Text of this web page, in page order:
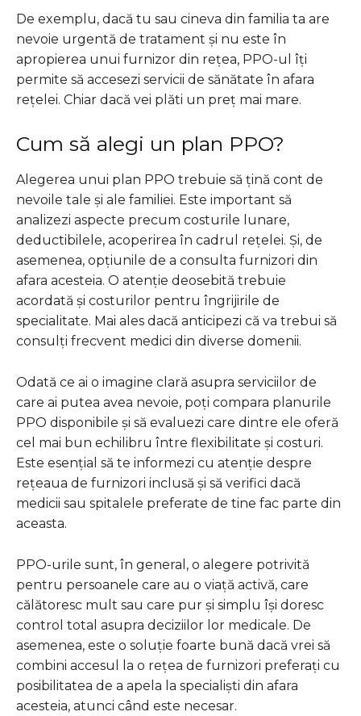
De exemplu, dacă tu sau cineva din familia ta are
nevoie urgentă de tratament și nu este în
apropierea unui furnizor din rețea, PPO-ul îți
permite să accesezi servicii de sănătate în afara
rețelei. Chiar dacă vei plăti un preț mai mare.
Cum să alegi un plan PPO?
Alegerea unui plan PPO trebuie să țină cont de
nevoile tale și ale familiei. Este important să
analizezi aspecte precum costurile lunare,
deductibilele, acoperirea în cadrul rețelei. Și, de
asemenea, opțiunile de a consulta furnizori din
afara acesteia. O atenție deosebită trebuie
acordată și costurilor pentru îngrijirile de
specialitate. Mai ales dacă anticipezi că va trebui să
consulți frecvent medici din diverse domenii.
Odată ce ai o imagine clară asupra serviciilor de
care ai putea avea nevoie, poți compara planurile
PPO disponibile și să evaluezi care dintre ele oferă
cel mai bun echilibru între flexibilitate și costuri.
Este esențial să te informezi cu atenție despre
rețeaua de furnizori inclusă și să verifici dacă
medicii sau spitalele preferate de tine fac parte din
aceasta.
PPO-urile sunt, în general, o alegere potrivită
pentru persoanele care au o viață activă, care
călătoresc mult sau care pur și simplu își doresc
control total asupra deciziilor lor medicale. De
asemenea, este o soluție foarte bună dacă vrei să
combini accesul la o rețea de furnizori preferați cu
posibilitatea de a apela la specialiști din afara
acesteia, atunci când este necesar.